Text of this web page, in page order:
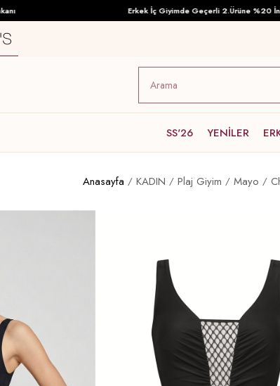
Erkek İç Giyimde Geçerli 2.Ürüne %20
SS'26 YENİLER
Anasayfa KADIN Plaj Giyim Mayo